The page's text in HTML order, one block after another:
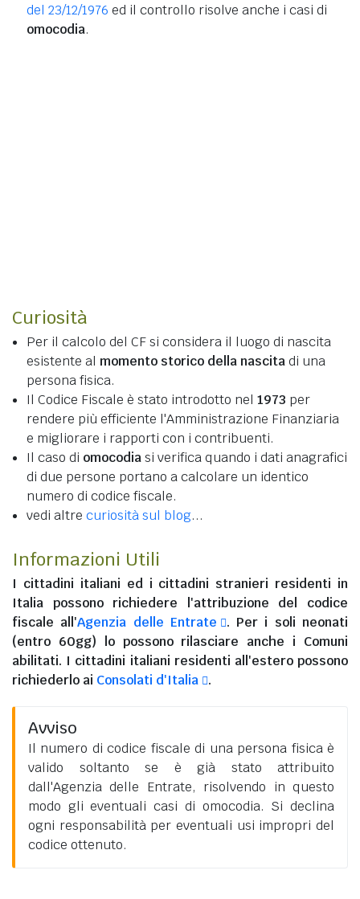
del 23/12/1976 ed il controllo risolve anche i casi di
omocodia.
Curiosità
Per il calcolo del CF si considera il luogo di nascita
esistente al momento storico della nascitadi una
persona fisica.
Il Codice Fiscale è stato introdotto nel 1973 per
rendere più efficiente l'Amministrazione Finanziaria
e migliorare i rapporti con i contribuenti.
Il caso di omocodiasi verifica quando i dati anagrafici
di due persone portano a calcolare un identico
numero di codice fiscale.
vedi altre curiosità sul blog...
Informazioni Utili
I cittadini italiani ed i cittadini stranieri residenti in
Italia possono richiedere l'attribuzione del codice
fiscale all'Agenzia delle Entrate
. Per i soli neonati
(entro 60gg) lo possono rilasciare anche i Comuni
abilitati. I cittadini italiani residenti all'esteropossono
richiederlo ai Consolati d'Italia .
Avviso
Il numero di codice fiscale di una persona fisica è
valido soltanto se è già stato attribuito
dall'Agenzia delle Entrate, risolvendo in questo
modo gli eventuali casi di omocodia. Si declina
ogni responsabilità per eventuali usi impropri del
codice ottenuto.